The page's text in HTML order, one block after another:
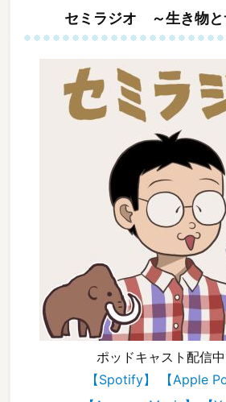
セミラジオ ～生き物と
ポッドキャスト配信中
【Spotify】
【Apple